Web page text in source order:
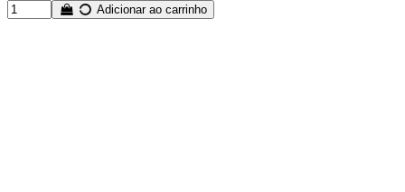
Adicionar ao carrinho